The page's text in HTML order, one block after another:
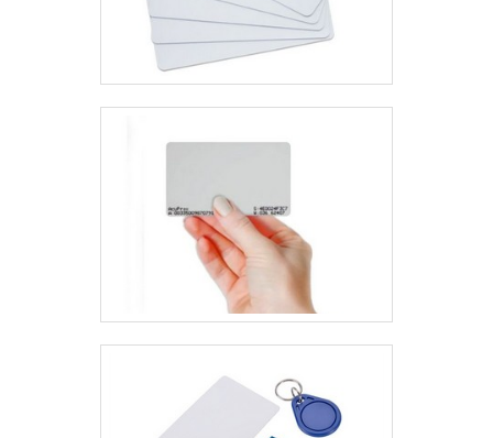
referência por ter: Soluções para crachás em pvc;
Atendimento de forma personalizada para cada
cliente; Escritório de alta qualidade onde são
realizadas as atividades.Sem trocar o foco sobre
importantes que ficam de fora no planejamento de
empresas que visam apenas o lucro, deixando a
desejar nos outros fatores.Isso tudo é a razão pela
qual a Paraná Cards é uma empresa comprometida
com seus serviços quando se fala do segmento de
crachás, cartões em pvc e acessórios. O foco é
oferecer tudo que há de mais atual para garantir a
qualidade final para cada cliente.QUALIDADES E